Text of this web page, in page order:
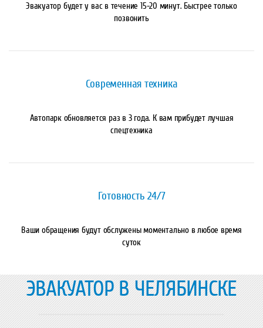
Эвакуатор будет у вас в течение 15-20 минут. Быстрее только
позвонить
Современная техника
Автопарк обновляется раз в 3 года. К вам прибудет лучшая
спецтехника
Готовность 24/7
Ваши обращения будут обслужены моментально в любое время
суток
ЭВАКУАТОР В ЧЕЛЯБИНСКЕ